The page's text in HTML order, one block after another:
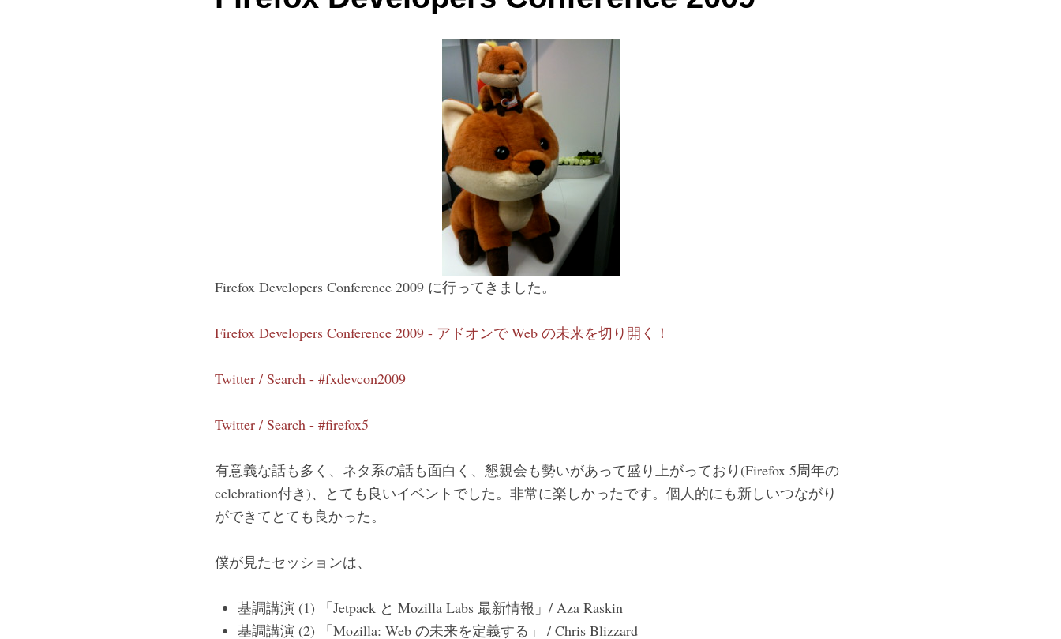
Firefox Developers Conference 2009 に行ってきました。
Firefox Developers Conference 2009 - アドオンで Web の未来を切り開く！
Twitter / Search - #fxdevcon2009
Twitter / Search - #firefox5
有意義な話も多く、ネタ系の話も面白く、懇親会も勢いがあって盛り上がっており(Firefox 5周年の
celebration付き)、とても良いイベントでした。非常に楽しかったです。個人的にも新しいつながり
ができてとても良かった。
僕が見たセッションは、
基調講演 (1) 「Jetpack と Mozilla Labs 最新情報」/ Aza Raskin
基調講演 (2) 「Mozilla: Web の未来を定義する」 / Chris Blizzard